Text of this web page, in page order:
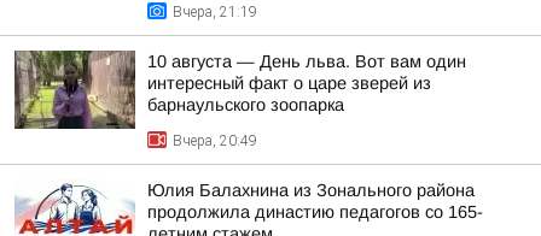
Вчера, 21:19
10 августа — День льва. Вот вам один
интересный факт о царе зверей из
барнаульского зоопарка
Вчера, 20:49
Юлия Балахнина из Зонального района
продолжила династию педагогов со 165-